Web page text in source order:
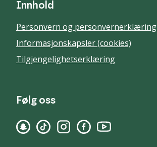
Innhold
Personvern og personvernerklæring
Informasjonskapsler (cookies)
Tilgjengelighetserklæring
Følg oss